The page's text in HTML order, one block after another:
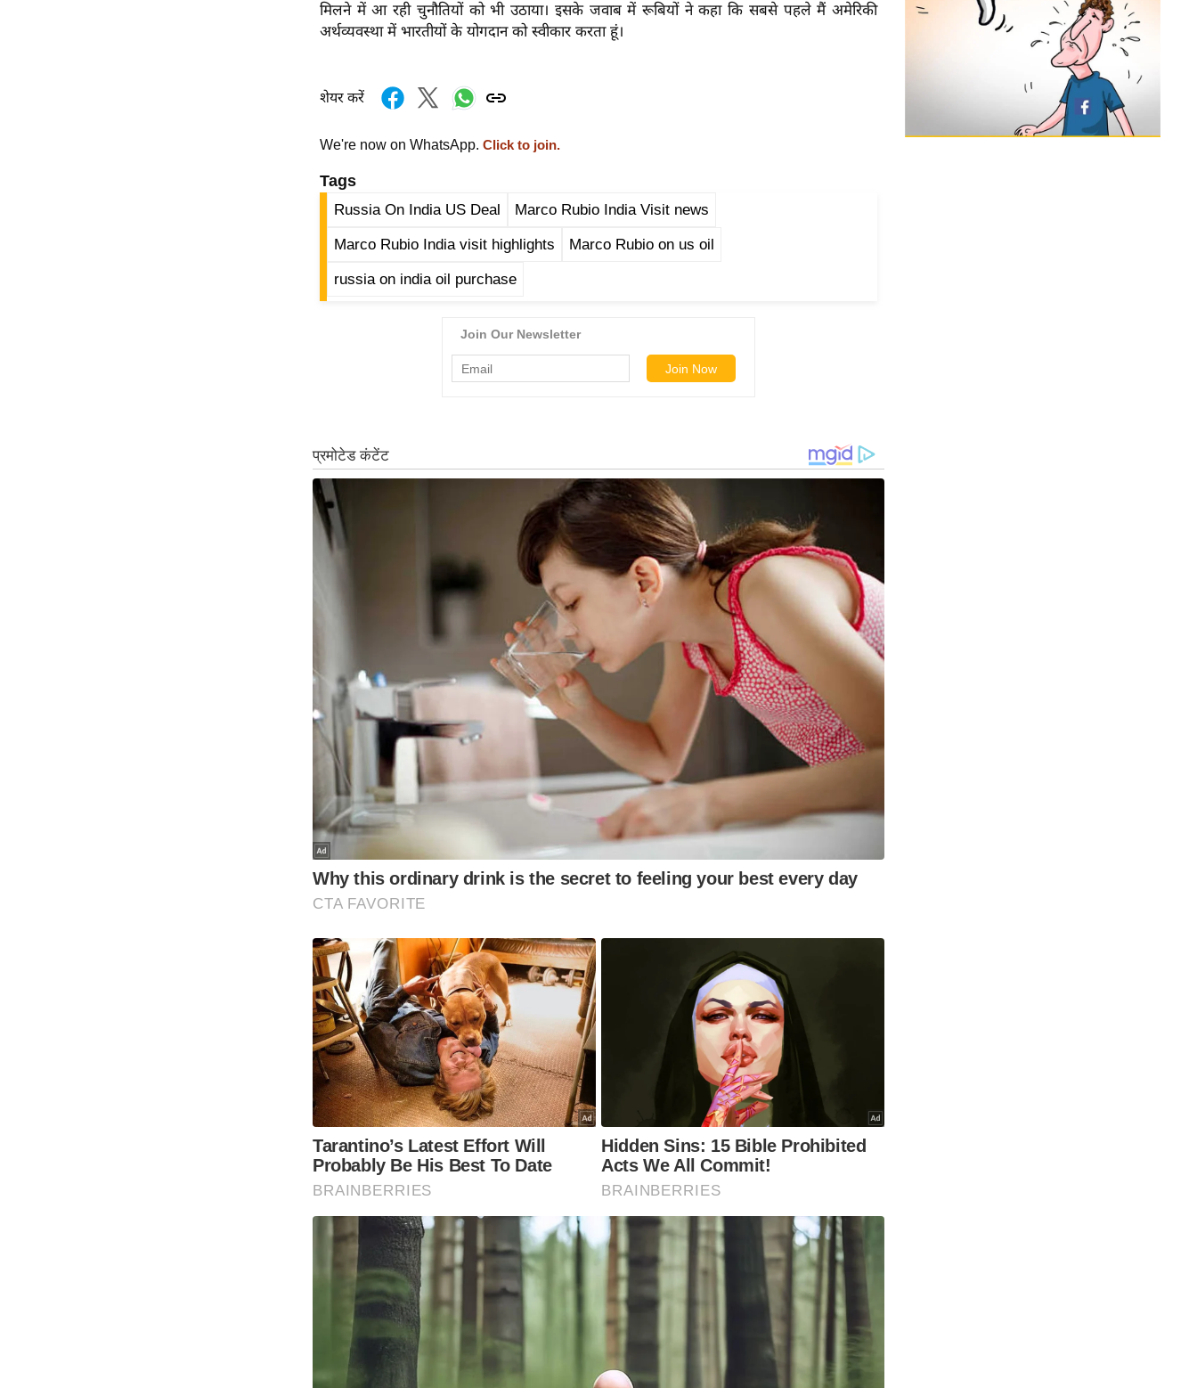
मिलने में आ रही चुनौतियों को भी उठाया। इसके जवाब में रूबियों ने कहा कि सबसे पहले मैं अमेरिकी
अर्थव्यवस्था में भारतीयों के योगदान को स्वीकार करता हूं।
शेयर करें
We're now on WhatsApp. Click to join.
Tags
Russia On India US Deal Marco Rubio India Visit news
Marco Rubio India visit highlights Marco Rubio on us oil
russia on india oil purchase